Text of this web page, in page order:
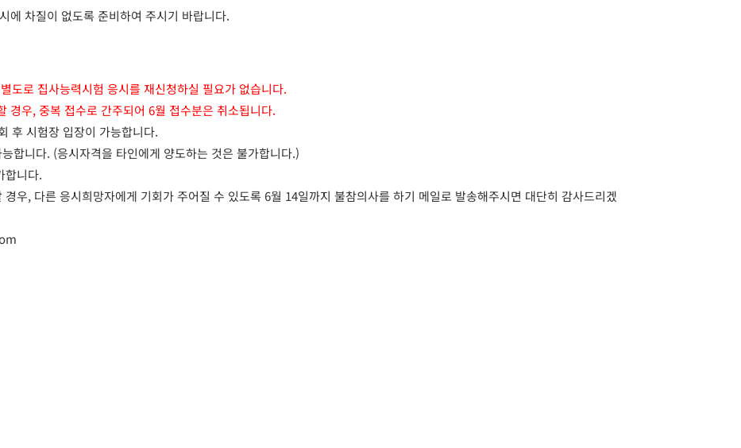
에 차질이 없도록 준비하여 주시기 바랍니다.
도로 집사능력시험 응시를 재신청하실 필요가 없습니다.
경우, 중복 접수로 간주되어 6월 접수분은 취소됩니다.
후 시험장 입장이 가능합니다.
합니다. (응시자격을 타인에게 양도하는 것은 불가합니다.)
합니다.
우, 다른 응시희망자에게 기회가 주어질 수 있도록 6월 14일까지 불참의사를 하기 메일로 발송해주시면 대단히 감사드리겠